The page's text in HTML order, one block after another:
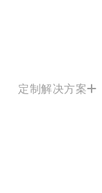
定制解决方案